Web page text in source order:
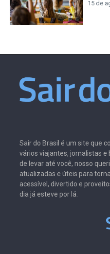
15 de
Sair do Brasil é um site que
vários viajantes, jornalistas e
de levar até você, nosso
atualizadas e úteis para
acessível, divertido e
dia já esteve por lá.